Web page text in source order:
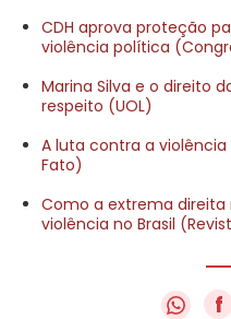
CDH aprova proteção
violência política
Marina Silva e o direito
respeito (UOL)
A luta contra a
Fato)
Como a extrema
violência no Brasil
f